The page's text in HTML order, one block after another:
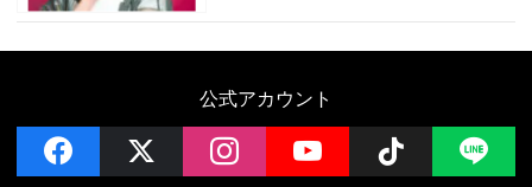
公式アカウント
facebook instagramYouTube Follow